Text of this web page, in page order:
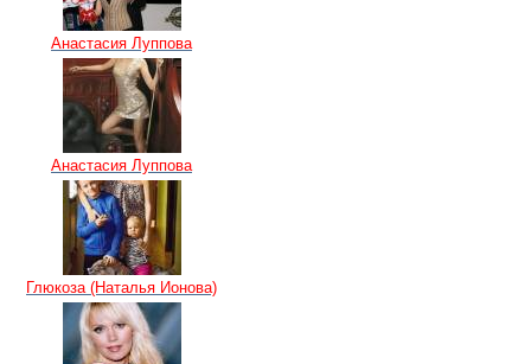
Анастасия Луппова
Анастасия Луппова
Глюкоза (Наталья Ионова)